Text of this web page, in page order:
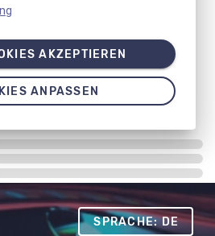
SPRACHE: DE
AKZEPTIEREN
ANPASSEN